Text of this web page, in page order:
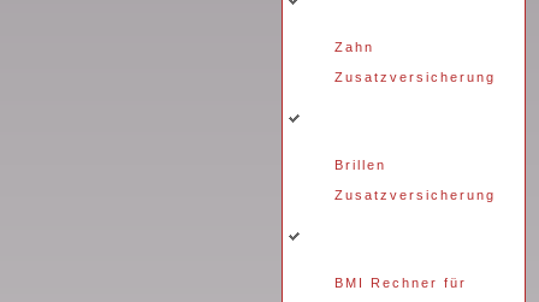
Zahn
Zusatzversicherung
Brillen
Zusatzversicherung
BMI Rechner für